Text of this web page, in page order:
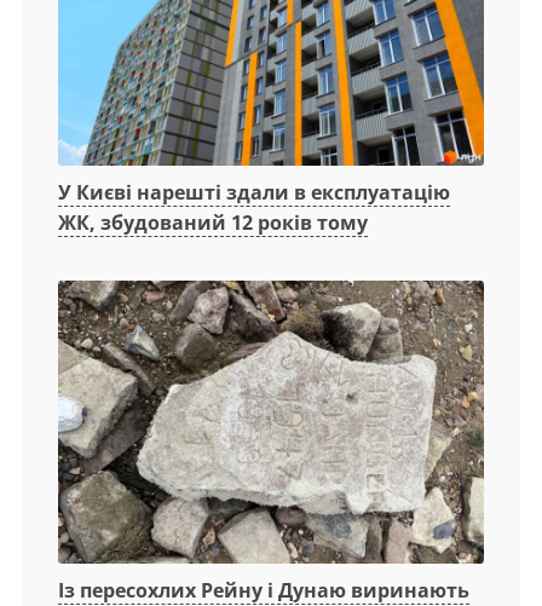
У Києві нарешті здали в експлуатацію
ЖК, збудований 12 років тому
Із пересохлих Рейну і Дунаю виринають